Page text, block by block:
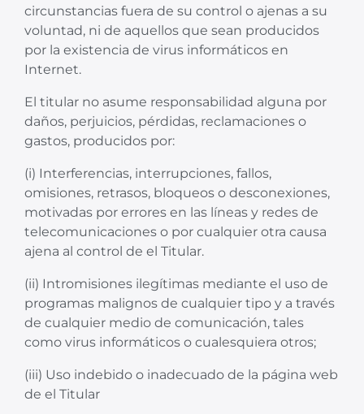
circunstancias fuera de su control o ajenas a su
voluntad, ni de aquellos que sean producidos
por la existencia de virus informáticos en
Internet.
El titular no asume responsabilidad alguna por
daños, perjuicios, pérdidas, reclamaciones o
gastos, producidos por:
(i) Interferencias, interrupciones, fallos,
omisiones, retrasos, bloqueos o desconexiones,
motivadas por errores en las líneas y redes de
telecomunicaciones o por cualquier otra causa
ajena al control de el Titular.
(ii) Intromisiones ilegítimas mediante el uso de
programas malignos de cualquier tipo y a través
de cualquier medio de comunicación, tales
como virus informáticos o cualesquiera otros;
(iii) Uso indebido o inadecuado de la página web
de el Titular